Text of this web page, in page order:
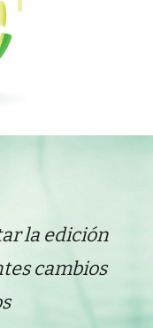
la edición
cambios
s